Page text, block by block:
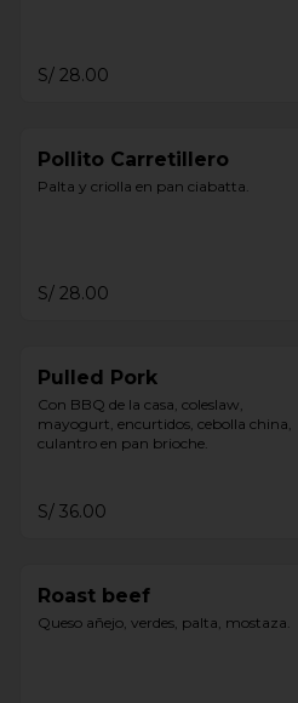
S/ 28.00
Pollito Carretillero
Palta y criolla en pan ciabatta.
S/ 28.00
Pulled Pork
Con BBQ de la casa, coleslaw,
mayogurt, encurtidos, cebolla china,
culantro en pan brioche.
S/ 36.00
Roast beef
Queso añejo, verdes, palta, mostaza.